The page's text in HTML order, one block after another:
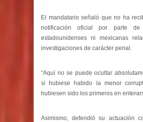
El mandatario señaló que no ha
notificación oficial por parte de
estadounidenses ni mexicanas
investigaciones de carácter penal.
“Aquí no se puede ocultar
si hubiese habido la menor
hubiesen sido los primeros en
Asimismo, defendió su actuación